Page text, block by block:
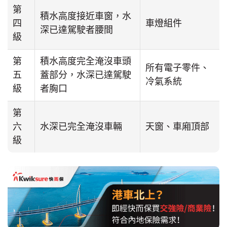
第
四
級
積水高度接近車窗，水
深已達駕駛者腰間
車燈組件
第
五
級
積水高度完全淹沒車頭
蓋部分，水深已達駕駛
者胸口
所有電子零件、
冷氣系統
第
六
級
水深已完全淹沒車輛 天窗、車廂頂部